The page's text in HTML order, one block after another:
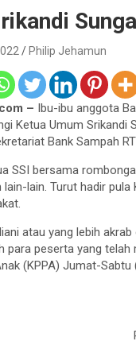
Philip Jehamun
– Ibu-ibu anggota
Ketua Umum Srikandi
Bank Sampah
SSI bersama
lain-lain. Turut hadir
atau yang lebih
para peserta yang
(KPPA) Jumat-